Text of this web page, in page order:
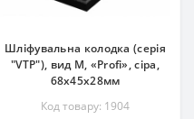
Шліфувальна колодка (серія
"VTP"), вид M, «Profi», сіра,
68х45x28мм
Код товару: 1904